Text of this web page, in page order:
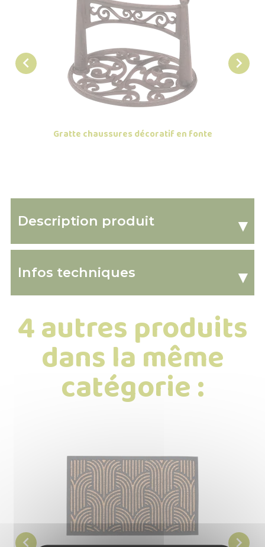

Gratte chaussures décoratif en fonte

Description produit ▾
Infos techniques ▾
4 autres produits
dans la même
catégorie :
 